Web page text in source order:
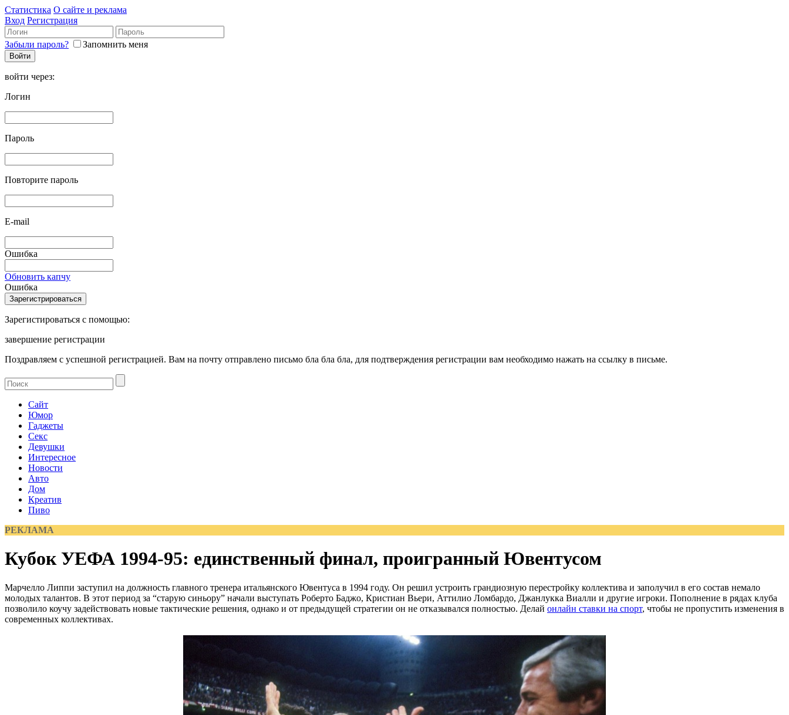
Статистика О сайте и реклама
Вход Регистрация
Забыли пароль? Запомнить меня
войти через:
Логин
Пароль
Повторите пароль
E-mail
Ошибка
Обновить капчу
Ошибка
Зарегистироваться с помощью:
завершение регистрации
Поздравляем с успешной регистрацией. Вам на почту отправлено письмо бла бла бла, для подтверждения регистрации вам необходимо нажать на ссылку в письме.
Сайт
Юмор
Гаджеты
Секс
Девушки
Интересное
Новости
Авто
Дом
Креатив
Пиво
РЕКЛАМА
Кубок УЕФА 1994-95: единственный финал, проигранный Ювентусом
Марчелло Липпи заступил на должность главного тренера итальянского Ювентуса в 1994 году. Он решил устроить грандиозную перестройку коллектива и заполучил в его состав немало
молодых талантов. В этот период за “старую синьору” начали выступать Роберто Баджо, Кристиан Вьери, Аттилио Ломбардо, Джанлукка Виалли и другие игроки. Пополнение в рядах клуба
позволило коучу задействовать новые тактические решения, однако и от предыдущей стратегии он не отказывался полностью. Делай онлайн ставки на спорт, чтобы не пропустить изменения в
современных коллективах.